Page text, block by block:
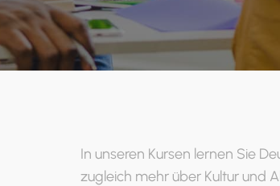
In unseren Kursen lernen Sie
zugleich mehr über Kultur und